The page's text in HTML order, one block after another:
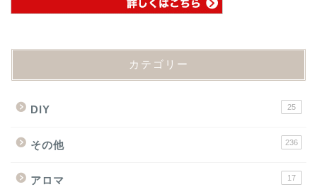
カテゴリー
DIY 25
その他 236
アロマ 17